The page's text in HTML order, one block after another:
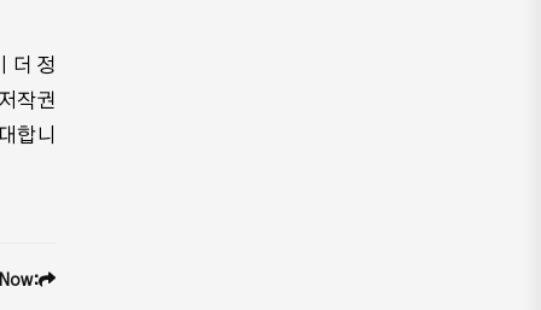
더 정
작권
합니